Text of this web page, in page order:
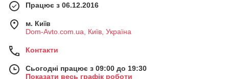
Працює з 06.12.2016
м. Київ
Dom-Avto.com.ua, Київ, Україна
Контакти
Сьогодні працює з 09:00 до 19:30
Показати весь графік роботи